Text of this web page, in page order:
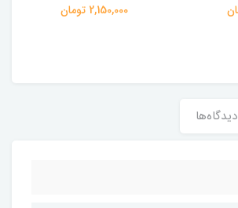
2,150,000 تومان
دیدگاه‌ها